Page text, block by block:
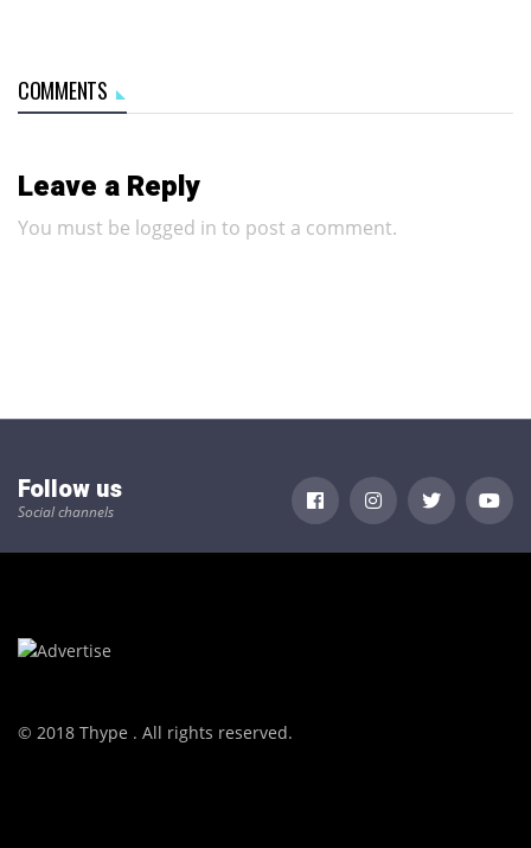
COMMENTS
Leave a Reply
You must be logged in to post a comment.
Follow us
Social channels
© 2018 Thype . All rights reserved.